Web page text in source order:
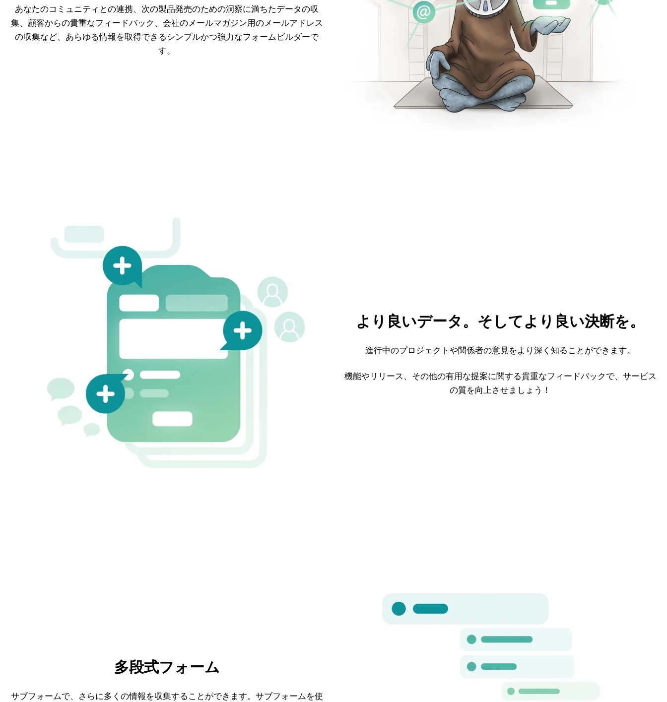
あなたのコミュニティとの連携、次の製品発売のための洞察に満ちたデータの収
集、顧客からの貴重なフィードバック、会社のメールマガジン用のメールアドレス
の収集など、あらゆる情報を取得できるシンプルかつ強力なフォームビルダーで
す。
より良いデータ。そしてより良い決断を。
進行中のプロジェクトや関係者の意見をより深く知ることができます。
機能やリリース、その他の有用な提案に関する貴重なフィードバックで、サービス
の質を向上させましょう！
多段式フォーム
サブフォームで、さらに多くの情報を収集することができます。サブフォームを使